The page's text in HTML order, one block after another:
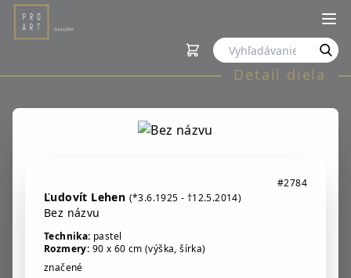
Detail diela
#2784
Ľudovít Lehen (*3.6.1925 - †12.5.2014)
Bez názvu
Technika: pastel
Rozmery: 90 x 60 cm (výška, šírka)
značené